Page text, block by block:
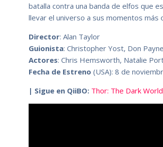
batalla contra una banda de elfos que
llevar el universo a sus momentos más
Director: Alan Taylor
Guionista: Christopher Yost, Don Payne
Actores: Chris Hemsworth, Natalie
Fecha de Estreno (USA): 8 de
| Sigue en QiiBO: Thor: The Dark World